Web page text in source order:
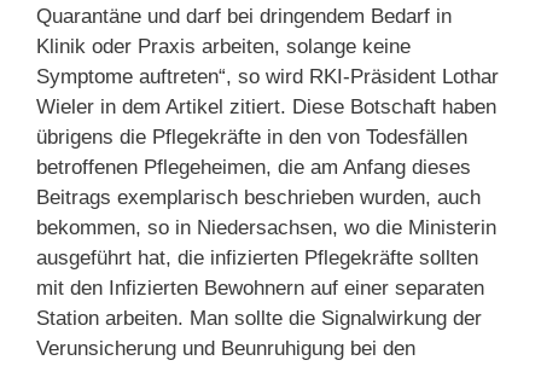
Quarantäne und darf bei dringendem Bedarf in
Klinik oder Praxis arbeiten, solange keine
Symptome auftreten“, so wird RKI-Präsident Lothar
Wieler in dem Artikel zitiert. Diese Botschaft haben
übrigens die Pflegekräfte in den von Todesfällen
betroffenen Pflegeheimen, die am Anfang dieses
Beitrags exemplarisch beschrieben wurden, auch
bekommen, so in Niedersachsen, wo die Ministerin
ausgeführt hat, die infizierten Pflegekräfte sollten
mit den Infizierten Bewohnern auf einer separaten
Station arbeiten. Man sollte die Signalwirkung der
Verunsicherung und Beunruhigung bei den